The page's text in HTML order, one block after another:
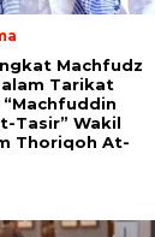
Machfudz
Tarikat
Tasir” Wakil
Thoriqoh At-